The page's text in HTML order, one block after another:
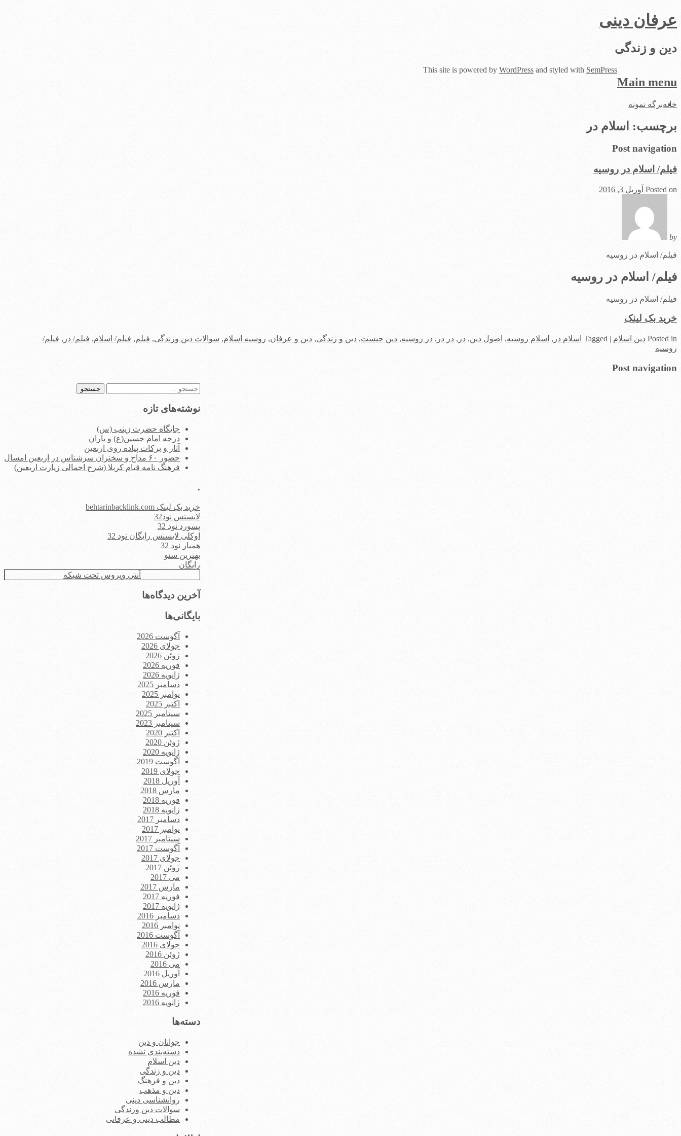
عرفان دینی
دین و زندگی
Main menu
Skip
خانهبرگه نمونه
برچسب: اسلام در
Post navigation
فیلم/ اسلام در روسیه
Posted on آوریل 3, 2016
by
فیلم/ اسلام در روسیه
فیلم/ اسلام در روسیه
فیلم/ اسلام در روسیه
خرید بک لینک
Posted in دین اسلام |
Tagged اسلام در , اسلام روسیه, اصول دین, در , در در , در روسیه, دین چیست, دین و زندگی, دین و عرفان, روسیه اسلام, سوالات دین وزندگی, فیلم, فیلم/ اسلام, فیلم/ در , فیلم/
روسیه
Post navigation
جستجو
نوشته‌های تازه
جایگاه حضرت زینب (س)
درجه امام حسین(ع) و یاران
آثار و برکات پیاده روی اربعین
حضور ۶۰ مداح و سخنران سرشناس در اربعین امسال
فرهنگ نامه قیام کربلا (شرح اجمالی زیارت اربعین)
.
خرید بک لینک behtarinbacklink.com
لایسنس نود32
پسورد نود 32
اوکلی لایسنس رایگان نود 32
همیار نود 32
بهترین سئو
رایگان
آنتی ویروس تحت شبکه
آخرین دیدگاه‌ها
بایگانی‌ها
آگوست 2026
جولای 2026
ژوئن 2026
فوریه 2026
ژانویه 2026
دسامبر 2025
نوامبر 2025
اکتبر 2025
سپتامبر 2025
سپتامبر 2023
اکتبر 2020
ژوئن 2020
ژانویه 2020
آگوست 2019
جولای 2019
آوریل 2018
مارس 2018
فوریه 2018
ژانویه 2018
دسامبر 2017
نوامبر 2017
سپتامبر 2017
آگوست 2017
جولای 2017
ژوئن 2017
می 2017
مارس 2017
فوریه 2017
ژانویه 2017
دسامبر 2016
نوامبر 2016
آگوست 2016
جولای 2016
ژوئن 2016
می 2016
آوریل 2016
مارس 2016
فوریه 2016
ژانویه 2016
دسته‌ها
جوانان و دین
دسته‌بندی نشده
دین اسلام
دین و زندگی
دین و فرهنگ
دین و مذهب
روانشناسی دینی
سوالات دین وزندگی
مطالب دینی و عرفانی
This site is powered by WordPress and styled with SemPress